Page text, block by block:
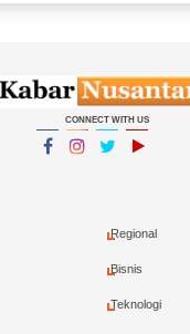
CONNECT WITH US
Regional
Bisnis
Teknologi